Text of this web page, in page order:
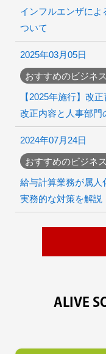
インフルエンザによ
ついて
2025年03月05日
おすすめのビジネ
【2025年施行】改
改正内容と人事部門
2024年07月24日
おすすめのビジネ
給与計算業務が属人
実務的な対策を解説
ALIVE